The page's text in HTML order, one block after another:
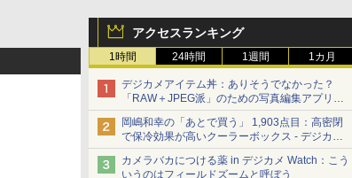
アクセスランキング
1時間 24時間 1週間 1カ月
デジカメアイテム丼：ありそうでなかった？
「RAW＋JPEG派」のための写真編集アプリ
カメラデフォルトのJPEGを大切にする
「Filmator」
岡嶋和幸の「あとで買う」 1,903点目：高密閉
で保冷効果が高いクーラーボックス - デジカメ
Watch
カメラバカにつける薬 in デジカメ Watch：こう
いうのはフィールドズームと呼ぼう